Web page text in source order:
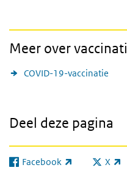
Meer over
COVID-19-vaccinatie
Deel deze pagina
Facebook
(externe link) X